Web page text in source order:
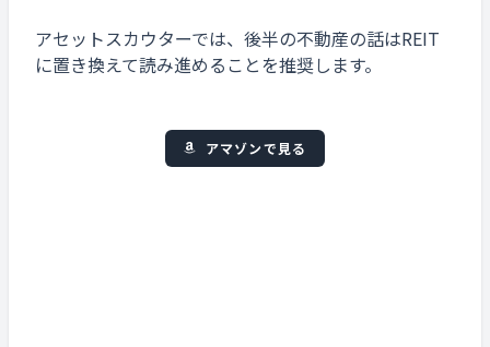
アセットスカウターでは、後半の不動産の話はREIT
に置き換えて読み進めることを推奨します。
アマゾンで見る